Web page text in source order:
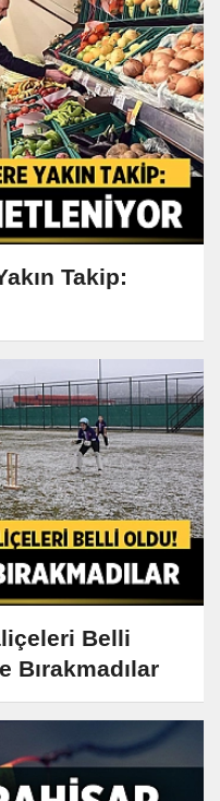
Takip:
Belli
Bırakmadılar